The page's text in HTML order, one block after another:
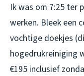
Ik was om 7:25 ter
werken. Bleek een
vochtige doekjes
hogedrukreiniging
€195 inclusief